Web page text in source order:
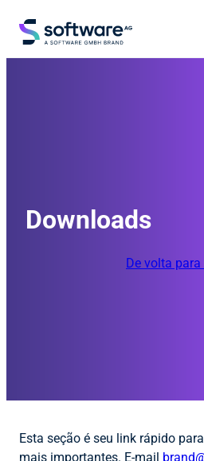
Downloads
De volta para
Esta seção é seu link rápido
mais importantes. E-mail